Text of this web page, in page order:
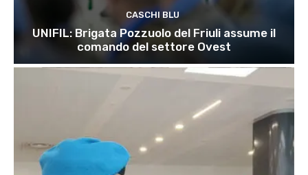
CASCHI BLU
UNIFIL: Brigata Pozzuolo del Friuli assume il
comando del settore Ovest